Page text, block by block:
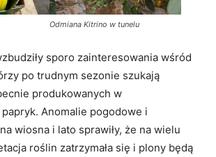
Odmiana Kitrino w tunelu
sporo zainteresowania wśród
po trudnym sezonie szukają
produkowanych w
Anomalie pogodowe i
wiosna i lato sprawiły, że na wielu
roślin zatrzymała się i plony będą